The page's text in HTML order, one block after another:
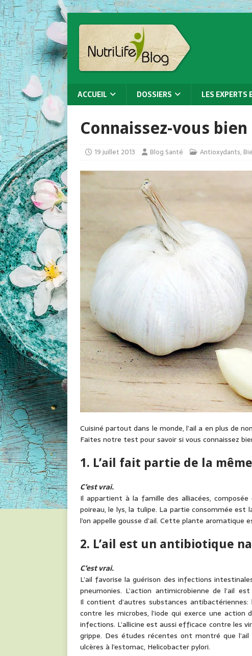
ACCUEIL DOSSIERS LES EXPERTS
Connaissez-vous
19 juillet 2013 Blog Santé Antioxydants,
Cuisiné partout dans le monde, l’ail a en plus de
Faites notre test pour savoir si vous connaissez
1. L’ail fait partie de la
C’est vrai.
Il appartient à la famille des alliacées, composée
poireau, le lys, la tulipe. La partie consommée est
l’on appelle gousse d’ail. Cette plante aromatique
2. L’ail est un antibiotique
C’est vrai.
L’ail favorise la guérison des infections
pneumonies. L’action antimicrobienne de l’ail
Il contient d’autres substances
contre les microbes, l’iode qui exerce une
infections. L’allicine est aussi efficace contre les
grippe. Des études récentes ont montré que
ulcères à l’estomac, Helicobacter pylori.